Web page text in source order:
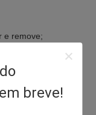
breve!
e remove;
sempre com um